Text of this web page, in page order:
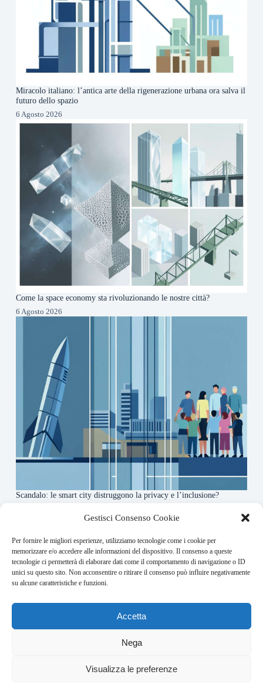
Gestisci Consenso Cookie
Per fornire le migliori esperienze, utilizziamo tecnologie come i cookie per
memorizzare e/o accedere alle informazioni del dispositivo. Il consenso a queste
tecnologie ci permetterà di elaborare dati come il comportamento di navigazione o ID
unici su questo sito. Non acconsentire o ritirare il consenso può influire negativamente
su alcune caratteristiche e funzioni.
Accetta
Nega
Visualizza le preferenze
Miracolo italiano: l’antica arte della rigenerazione urbana ora salva il
futuro dello spazio
6 Agosto 2026
Come la space economy sta rivoluzionando le nostre città?
6 Agosto 2026
Scandalo: le smart city distruggono la privacy e l’inclusione?
About this website
Orbitare ogni giorno trova per te le notizie più rilevanti in
ambito space economy.
Address:
VIA USODIMARE 3 - 37138 - VERONA (VR)
redazione@bullet-network.com
bullet-network.com